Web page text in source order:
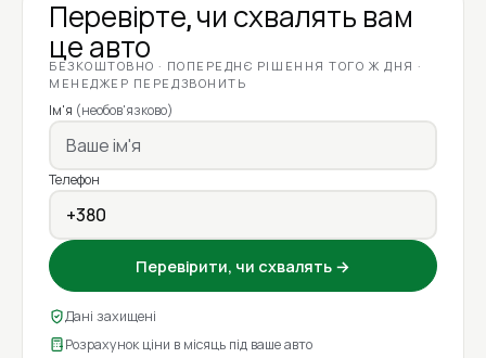
Перевірте, чи схвалять вам
це авто
БЕЗКОШТОВНО · ПОПЕРЕДНЄ РІШЕННЯ ТОГО Ж ДНЯ ·
МЕНЕДЖЕР ПЕРЕДЗВОНИТЬ
Ім'я (необов'язково)
Телефон
Перевірити, чи схвалять →
Дані захищені
Розрахунок ціни в місяць під ваше авто